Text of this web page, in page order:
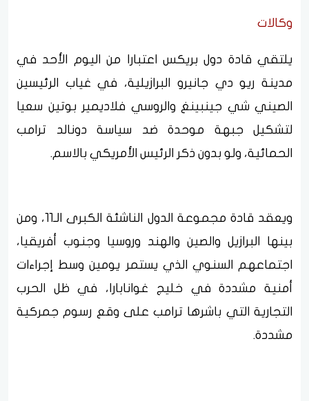
وكالات
يلتقي قادة دول بريكس اعتبارا من اليوم الأحد في
مدينة ريو دي جانيرو البرازيلية، في غياب الرئيسين
الصيني شي جينبينغ والروسي فلاديمير بوتين سعيا
لتشكيل جبهة موحدة ضد سياسة دونالد ترامب
الحمائية، ولو بدون ذكر الرئيس الأمريكي بالاسم.
ويعقد قادة مجموعة الدول الناشئة الكبرى الـ11، ومن
بينها البرازيل والصين والهند وروسيا وجنوب أفريقيا،
اجتماعهم السنوي الذي يستمر يومين وسط إجراءات
أمنية مشددة في خليج غوانابارا، في ظل الحرب
التجارية التي باشرها ترامب على وقع رسوم جمركية
مشددة.